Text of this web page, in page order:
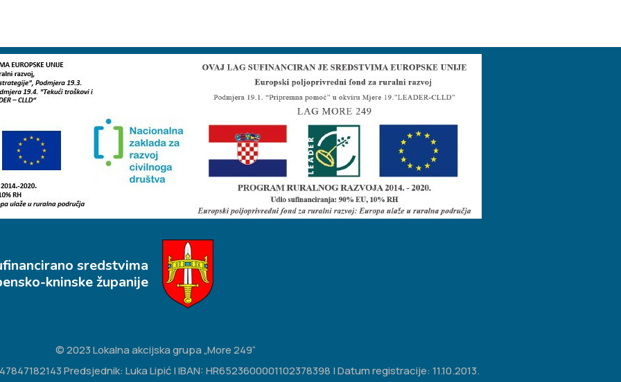
sredstvima
kninske županije
© 2023 Lokalna akcijska grupa „More 249“
Predsjednik: Luka Lipić | IBAN: HR6523600001102378398 | Datum registracije: 11.10.2013.